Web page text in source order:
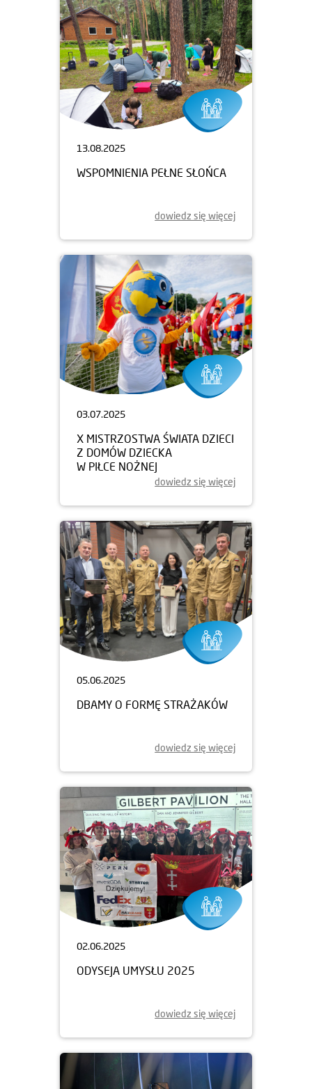
13.08.2025
WSPOMNIENIA PEŁNE SŁOŃCA
dowiedz się więcej
03.07.2025
X MISTRZOSTWA ŚWIATA DZIECI
Z DOMÓW DZIECKA
W PIŁCE NOŻNEJ
dowiedz się więcej
05.06.2025
DBAMY O FORMĘ STRAŻAKÓW
dowiedz się więcej
02.06.2025
ODYSEJA UMYSŁU 2025
dowiedz się więcej